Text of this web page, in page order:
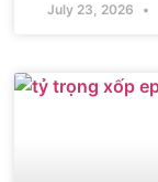
July 23, 2026